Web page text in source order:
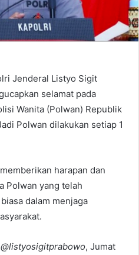
Jenderal Listyo Sigit
selamat pada
Wanita (Polwan) Republik
Polwan dilakukan setiap 1
harapan dan
Polwan yang telah
dalam menjaga
@listyosigitprabowo, Jumat